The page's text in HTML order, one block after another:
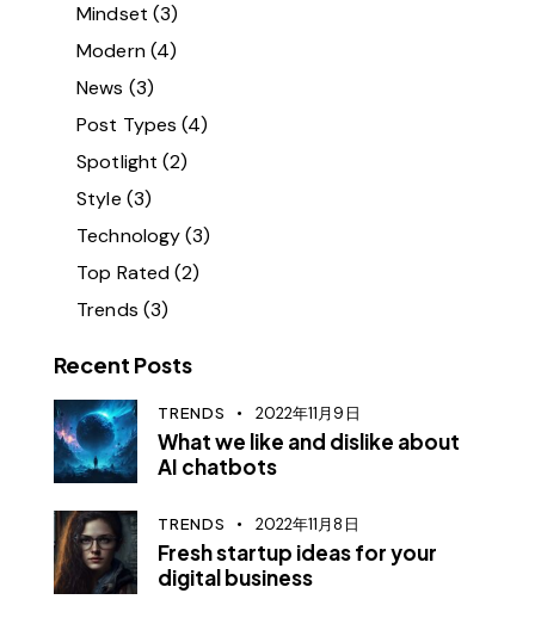
Mindset (3)
Modern(4)
News (3)
Post Types (4)
Spotlight (2)
Style (3)
Technology(3)
Top Rated(2)
Trends (3)
Recent Posts
TRENDS 2022年11月9日
What we like and dislike about
AI chatbots
TRENDS 2022年11月8日
Fresh startup ideas for your
digital business